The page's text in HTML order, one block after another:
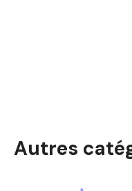
m
e
Autres